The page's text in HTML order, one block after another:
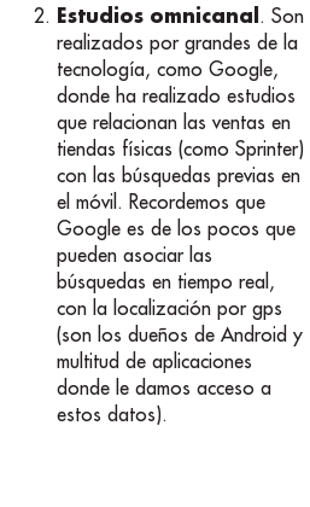
Estudios omnicanal. Son
realizados por grandes de la
tecnología, como Google,
donde ha realizado estudios
que relacionan las ventas en
tiendas físicas (como Sprinter)
con las búsquedas previas en
el móvil. Recordemos que
Google es de los pocos que
pueden asociar las
búsquedas en tiempo real,
con la localización por gps
(son los dueños de Android y
multitud de aplicaciones
donde le damos acceso a
estos datos).